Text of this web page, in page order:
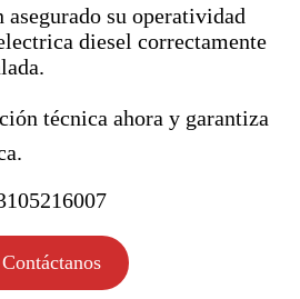
asegurado su operatividad
diesel correctamente
técnica ahora y garantiza
Contáctanos